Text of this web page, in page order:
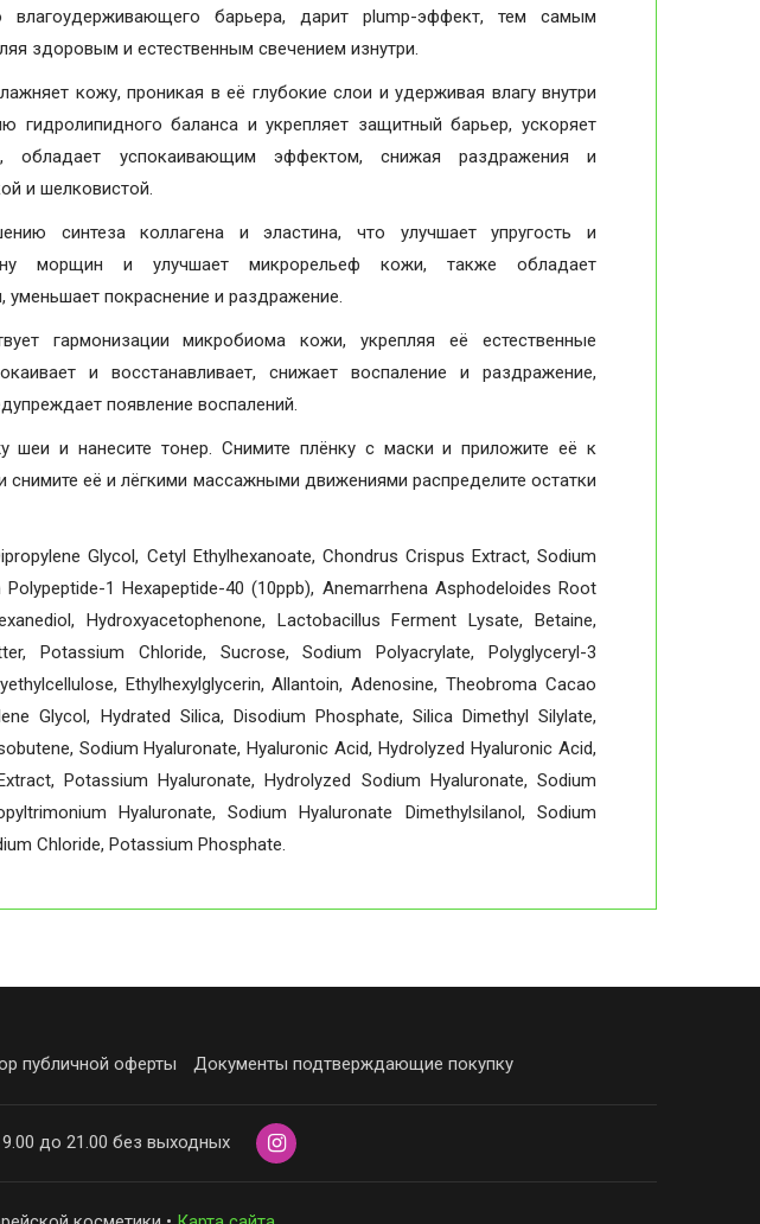
влагоудерживающего барьера, дарит plump-эффект, тем самым
здоровым и естественным свечением изнутри.
кожу, проникая в её глубокие слои и удерживая влагу внутри
гидролипидного баланса и укрепляет защитный барьер, ускоряет
обладает успокаивающим эффектом, снижая раздражения и
и шелковистой.
синтеза коллагена и эластина, что улучшает упругость и
морщин и улучшает микрорельеф кожи, также обладает
покраснение и раздражение.
гармонизации микробиома кожи, укрепляя её естественные
и восстанавливает, снижает воспаление и раздражение,
появление воспалений.
шеи и нанесите тонер. Снимите плёнку с маски и приложите её к
её и лёгкими массажными движениями распределите остатки
Glycol, Cetyl Ethylhexanoate, Chondrus Crispus Extract, Sodium
1 Hexapeptide-40 (10ppb), Anemarrhena Asphodeloides Root
Hydroxyacetophenone, Lactobacillus Ferment Lysate, Betaine,
Potassium Chloride, Sucrose, Sodium Polyacrylate, Polyglyceryl-3
Ethylhexylglycerin, Allantoin, Adenosine, Theobroma Cacao
Glycol, Hydrated Silica, Disodium Phosphate, Silica Dimethyl Silylate,
Sodium Hyaluronate, Hyaluronic Acid, Hydrolyzed Hyaluronic Acid,
Potassium Hyaluronate, Hydrolyzed Sodium Hyaluronate, Sodium
Hyaluronate, Sodium Hyaluronate Dimethylsilanol, Sodium
Chloride, Potassium Phosphate.
публичной оферты Документы подтверждающие покупку
до 21.00 без выходных